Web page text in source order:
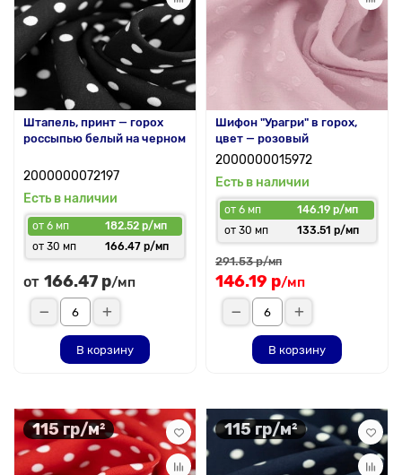
Штапель, принт — горох
россыпью белый на черном
2000000072197
Есть в наличии
от 6 мп
182.52 р/мп
от 30 мп
166.47 р/мп
от 166.47 р/мп
В корзину
Шифон "Урагри" в горох,
цвет — розовый
2000000015972
Есть в наличии
от 6 мп
146.19 р/мп
от 30 мп
133.51 р/мп
291.53 р/мп
146.19 р/мп
В корзину
115 гр/м² 115 гр/м²